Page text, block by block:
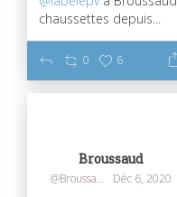
chaussettes depuis...
0 6
Broussaud
@Broussaudtextil Déc 6, 2020